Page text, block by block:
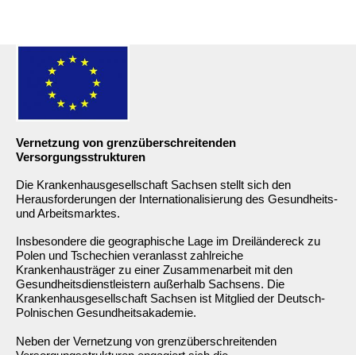
Vernetzung von grenzüberschreitenden
Versorgungsstrukturen
Die Krankenhausgesellschaft Sachsen stellt sich den
Herausforderungen der Internationalisierung des Gesundheits-
und Arbeitsmarktes.
Insbesondere die geographische Lage im Dreiländereck zu
Polen und Tschechien veranlasst zahlreiche
Krankenhausträger zu einer Zusammenarbeit mit den
Gesundheitsdienstleistern außerhalb Sachsens. Die
Krankenhausgesellschaft Sachsen ist Mitglied der Deutsch-
Polnischen Gesundheitsakademie.
Neben der Vernetzung von grenzüberschreitenden